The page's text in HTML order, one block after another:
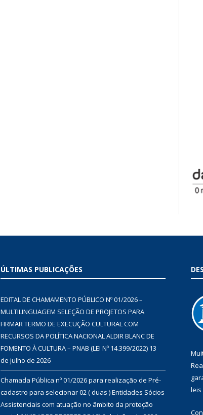
ÚLTIMAS PUBLICAÇÕES
EDITAL DE CHAMAMENTO PÚBLICO Nº 01/2026 –
MULTILINGUAGEM SELEÇÃO DE PROJETOS PARA
FIRMAR TERMO DE EXECUÇÃO CULTURAL COM
RECURSOS DA POLÍTICA NACIONAL ALDIR BLANC DE
FOMENTO À CULTURA – PNAB (LEI Nº 14.399/2022) 13
de julho de 2026
Chamada Pública nº 01/2026 para realização de Pré-
cadastro para selecionar 02 ( duas ) Entidades Sócios
Assistenciais com atuação no âmbito da proteção
leis